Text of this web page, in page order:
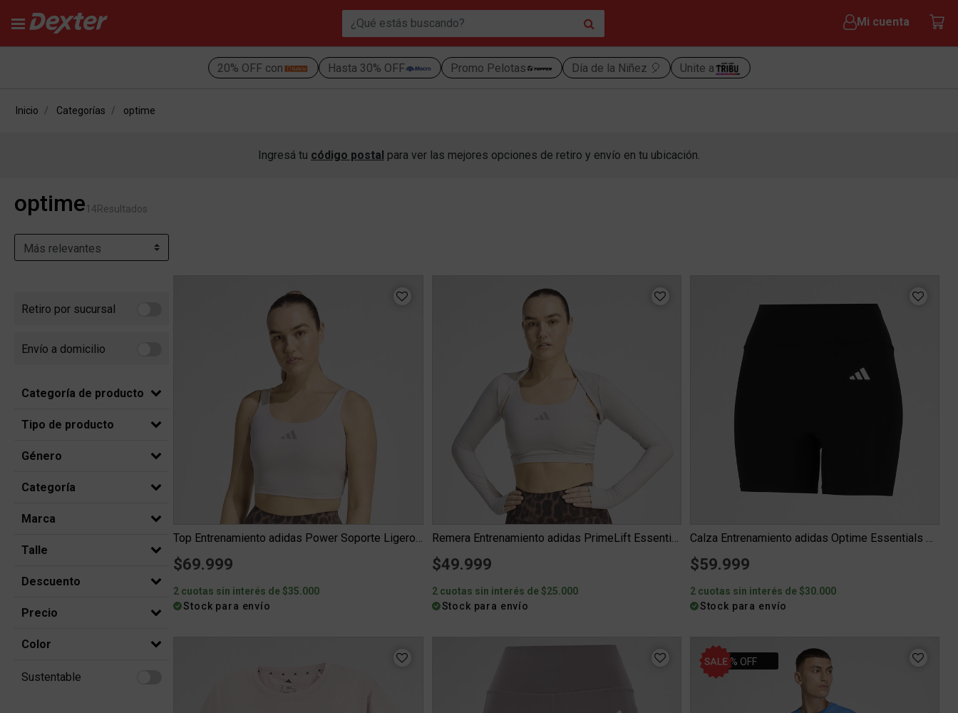
Mi cuenta
20% OFF con Hasta 30% OFF Promo Pelotas Día de la Niñez 🎈 Unite a
Inicio Categorías optime
Ingresá tu código postal para ver las mejores opciones de retiro y envío en tu ubicación.
optime14Resultados
Retiro por sucursal
Refine by Retiro por sucursal: Retiro por sucursal
Envío a domicilio
Refine by Envío a domicilio: Envio a domicilio
Categoría de producto
Tipo de producto
Género
Categoría
Marca
Talle
Descuento
Precio
Color
Sustentable
Refine by Sustentable: Sustentable
Top Entrenamiento adidas Power Soporte Ligero Mujer
$69.999
2 cuotas sin interés de $35.000
Stock para envío
Remera Entrenamiento adidas PrimeLift Essentials Contour Muj...
$49.999
2 cuotas sin interés de $25.000
Stock para envío
Calza Entrenamiento adidas Optime Essentials Mujer
$59.999
2 cuotas sin interés de $30.000
Stock para envío
10% OFF